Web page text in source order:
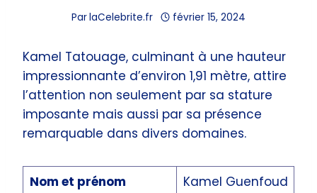
ParlaCelebrite.fr février 15, 2024
Kamel Tatouage, culminant à une hauteur
impressionnante d’environ 1,91 mètre, attire
l’attention non seulement par sa stature
imposante mais aussi par sa présence
remarquable dans divers domaines.
Nom et prénom
Kamel Guenfoud